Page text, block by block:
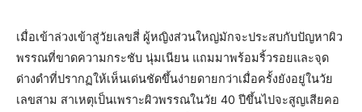
เมื่อเข้าล่วงเข้าสู่วัยเลขสี่ ผู้หญิงส่วนใหญ่มักจะประสบกับปัญหาผิว
พรรณที่ขาดความกระชับ นุ่มเนียน แถมมาพร้อมริ้วรอยและจุด
ด่างดำที่ปรากฏให้เห็นเด่นชัดขึ้นง่ายดายกว่าเมื่อครั้งยังอยู่ในวัย
เลขสาม สาเหตุเป็นเพราะผิวพรรณในวัย 40 ปีขึ้นไปจะสูญเสียคอ